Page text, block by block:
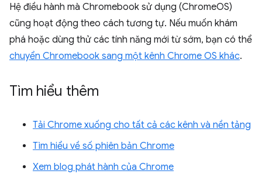
Hệ điều hành mà Chromebook sử dụng (ChromeOS)
cũng hoạt động theo cách tương tự. Nếu muốn khám
phá hoặc dùng thử các tính năng mới từ sớm, bạn có thể
chuyển Chromebook sang một kênh Chrome OS khác.
Tìm hiểu thêm
Tải Chrome xuống cho tất cả các kênh và nền tảng
Tìm hiểu về số phiên bản Chrome
Xem blog phát hành của Chrome